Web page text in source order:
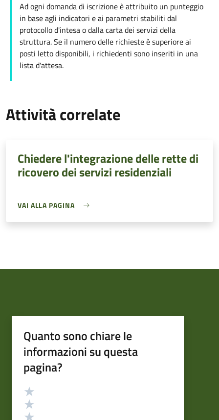
Ad ogni domanda di iscrizione è attribuito un punteggio
in base agli indicatori e ai parametri stabiliti dal
protocollo d'intesa o dalla carta dei servizi della
struttura. Se il numero delle richieste è superiore ai
posti letto disponibili, i richiedenti sono inseriti in una
lista d'attesa.
Attività correlate
Chiedere l'integrazione delle rette di
ricovero dei servizi residenziali
VAI ALLA PAGINA
Quanto sono chiare le
informazioni su questa
pagina?
Valutazione